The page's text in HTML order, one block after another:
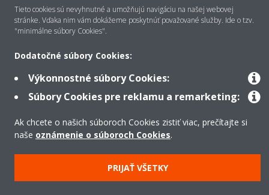
Kontakt
Produkty
Copyright © Daikin
Všeobecné obchodné podmienky
Tieto cookies sú nevyhnutné a umožňujú navigáciu na našej webovej
stránke. Vďaka nim vám dokážeme poskytnúť považované služby. Ide o tzv.
"minimálne súbory Cookies".
Dodatočné súbory Cookies:
Výkonnostné súbory Cookies:
Súbory Cookies pre reklamu a remarketing:
Ak chcete o našich súboroch Cookies zistiť viac, prečítajte si
naše oznámenie o súboroch Cookies.
PRIJAŤ VŠETKY